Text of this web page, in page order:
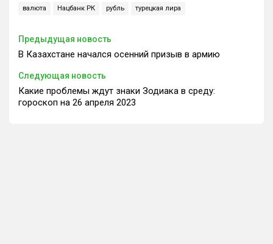
валюта Нацбанк РК рубль турецкая лира
Предыдущая новость
В Казахстане начался осенний призыв в армию
Следующая новость
Какие проблемы ждут знаки Зодиака в среду:
гороскоп на 26 апреля 2023